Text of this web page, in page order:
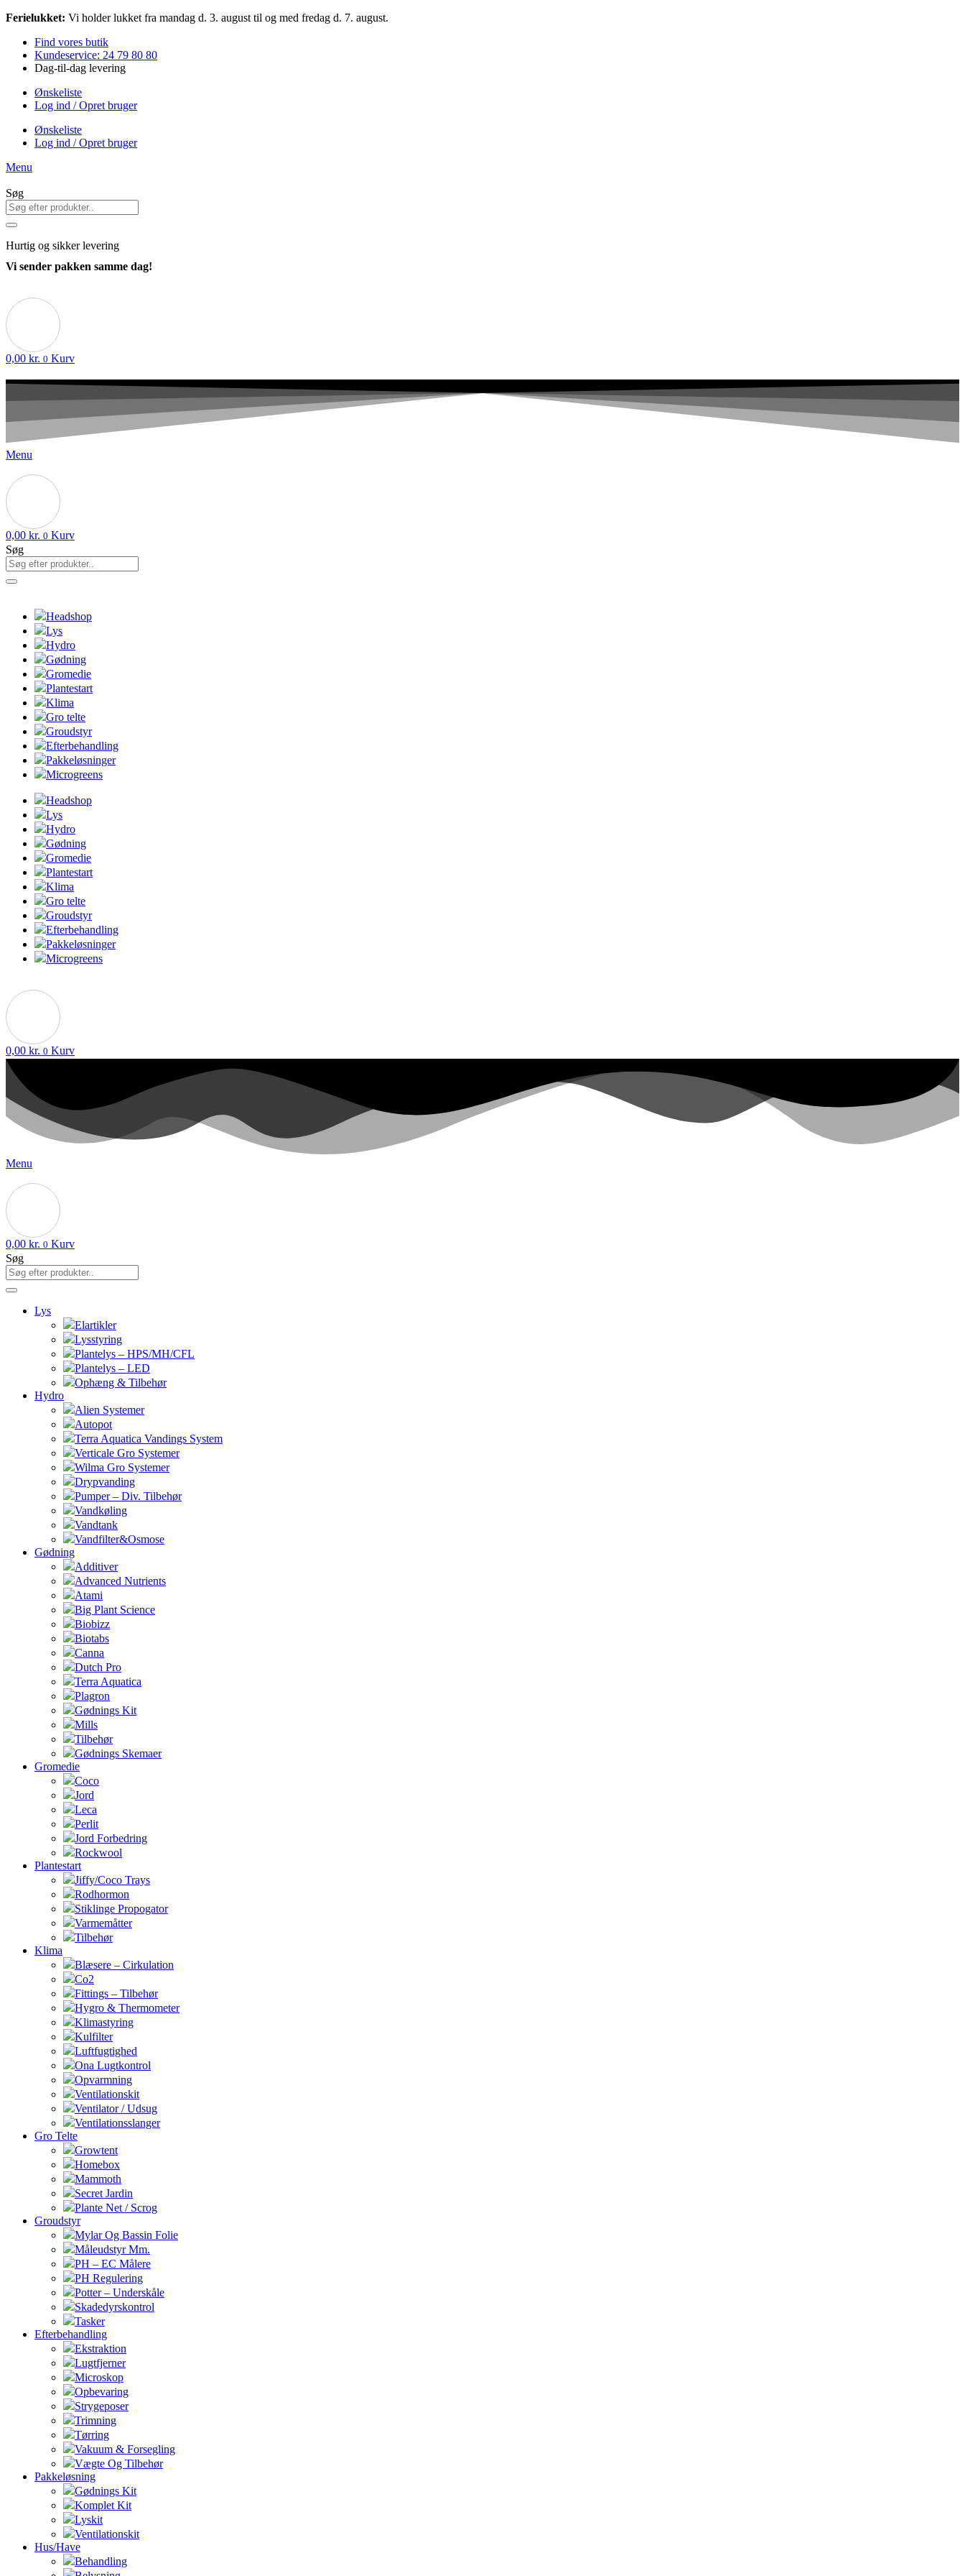
Videre
indhold
Ferielukket: Vi holder lukket fra mandag d. 3. august til og med fredag d. 7. august.
Find vores butik
Kundeservice: 24 79 80 80
Dag-til-dag levering
Ønskeliste
Log ind / Opret bruger
Ønskeliste
Log ind / Opret bruger
Menu
Søg
Hurtig og sikker levering
Vi sender pakken samme dag!
0,00 kr. 0 Kurv
Menu
0,00 kr. 0 Kurv
Søg
Headshop
Lys
Hydro
Gødning
Gromedie
Plantestart
Klima
Gro telte
Groudstyr
Efterbehandling
Pakkeløsninger
Microgreens
Headshop
Lys
Hydro
Gødning
Gromedie
Plantestart
Klima
Gro telte
Groudstyr
Efterbehandling
Pakkeløsninger
Microgreens
0,00 kr. 0 Kurv
Menu
0,00 kr. 0 Kurv
Søg
Lys
Elartikler
Lysstyring
Plantelys – HPS/MH/CFL
Plantelys – LED
Ophæng & Tilbehør
Hydro
Alien Systemer
Autopot
Terra Aquatica Vandings System
Verticale Gro Systemer
Wilma Gro Systemer
Drypvanding
Pumper – Div. Tilbehør
Vandkøling
Vandtank
Vandfilter&Osmose
Gødning
Additiver
Advanced Nutrients
Atami
Big Plant Science
Biobizz
Biotabs
Canna
Dutch Pro
Terra Aquatica
Plagron
Gødnings Kit
Mills
Tilbehør
Gødnings Skemaer
Gromedie
Coco
Jord
Leca
Perlit
Jord Forbedring
Rockwool
Plantestart
Jiffy/Coco Trays
Rodhormon
Stiklinge Propogator
Varmemåtter
Tilbehør
Klima
Blæsere – Cirkulation
Co2
Fittings – Tilbehør
Hygro & Thermometer
Klimastyring
Kulfilter
Luftfugtighed
Ona Lugtkontrol
Opvarmning
Ventilationskit
Ventilator / Udsug
Ventilationsslanger
Gro Telte
Growtent
Homebox
Mammoth
Secret Jardin
Plante Net / Scrog
Groudstyr
Mylar Og Bassin Folie
Måleudstyr Mm.
PH – EC Målere
PH Regulering
Potter – Underskåle
Skadedyrskontrol
Tasker
Efterbehandling
Ekstraktion
Lugtfjerner
Microskop
Opbevaring
Strygeposer
Trimning
Tørring
Vakuum & Forsegling
Vægte Og Tilbehør
Pakkeløsning
Gødnings Kit
Komplet Kit
Lyskit
Ventilationskit
Hus/Have
Behandling